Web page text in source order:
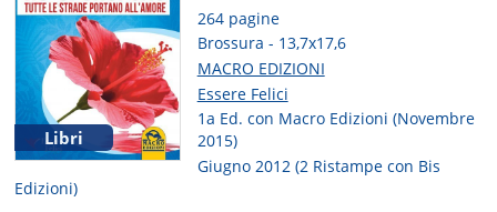
Libri
264 pagine
Brossura - 13,7x17,6
MACRO EDIZIONI
Essere Felici
1a Ed. con Macro Edizioni (Novembre
2015)
Giugno 2012 (2 Ristampe con Bis
Edizioni)